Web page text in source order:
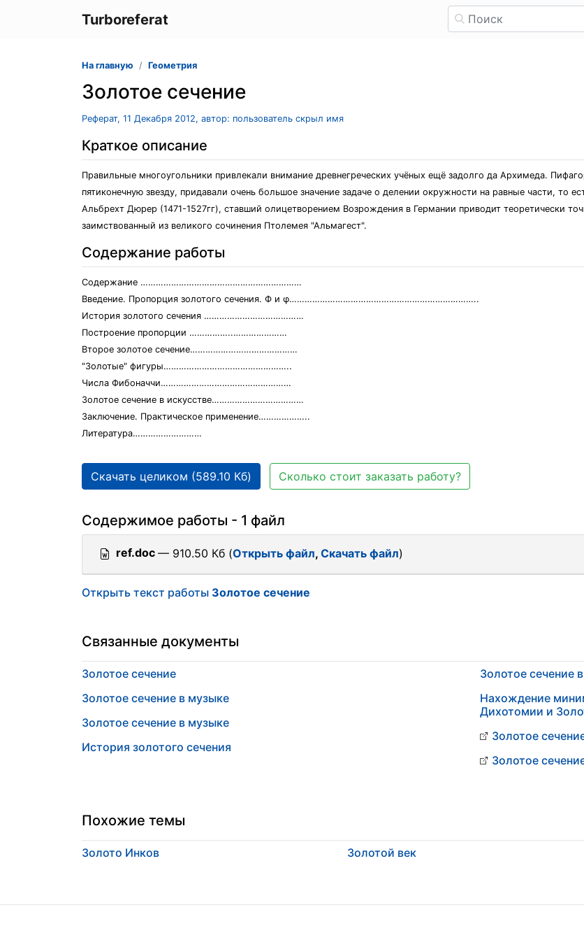
Turboreferat
На главную Геометрия
Золотое сечение
Реферат, 11 Декабря 2012, автор: пользователь скрыл имя
Краткое описание
Правильные многоугольники привлекали внимание древнегреческих учёных ещё задолго да Архимеда.
пятиконечную звезду, придавали очень большое значение задаче о делении окружности на равные части, то
Альбрехт Дюрер (1471-1527гг), ставший олицетворением Возрождения в Германии приводит теоретически
заимствованный из великого сочинения Птолемея "Альмагест".
Содержание работы
Содержание ………………………………………………………
Введение. Пропорция золотого сечения. Ф и φ………………………………………………………………..
История золотого сечения …………………………………
Построение пропорции ……………..…………………
Второе золотое сечение……………………………………
"Золотые" фигуры…………………………………………..
Числа Фибоначчи……………………………………………
Золотое сечение в искусстве………………………………
Заключение. Практическое применение………………..
Литература………………………
Скачать целиком (589.10 Кб) Сколько стоит заказать работу?
Содержимое работы - 1 файл
ref.doc — 910.50 Кб (Открыть файл, Скачать файл)
Открыть текст работы Золотое сечение
Связанные документы
Золотое сечение
Золотое сечение в музыке
Золотое сечение в музыке
История золотого сечения
Золотое сечение
Нахождение
Дихотомии и
Золотое
Золотое
Похожие темы
Золото Инков Золотой век